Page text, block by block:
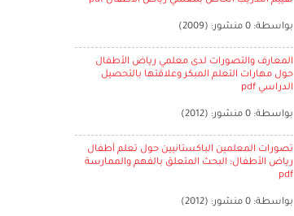
بواسطة: 0 منشور: (2009)
المعارف والتصورات لدى معلمي رياض الأطفال
حول مهارات التعلم المبكر وعلاقتها بالتحصيل
الدراسي pdf
بواسطة: 0 منشور: (2012)
تصورات المعلمين الباكستانيين حول تعلم أطفال
رياض الأطفال: البحث المتعلق بالفهم والممارسة
pdf
بواسطة: 0 منشور: (2012)